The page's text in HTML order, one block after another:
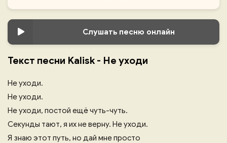
Слушать песню онлайн
Текст песни Kalisk - Не уходи
Не уходи.
Не уходи.
Не уходи, постой ещё чуть-чуть.
Секунды тают, я их не верну. Не уходи.
Я знаю этот путь, но дай мне просто